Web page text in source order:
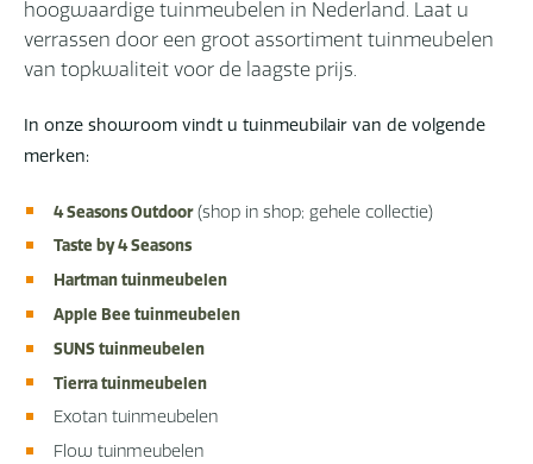
hoogwaardige tuinmeubelen in Nederland. Laat u
verrassen door een groot assortiment tuinmeubelen
van topkwaliteit voor de laagste prijs.
In onze showroom vindt u tuinmeubilair van de volgende
merken:
4 Seasons Outdoor(shop in shop; gehele collectie)
Taste by 4 Seasons
Hartman tuinmeubelen
Apple Bee tuinmeubelen
SUNS tuinmeubelen
Tierra tuinmeubelen
Exotan tuinmeubelen
Flow tuinmeubelen